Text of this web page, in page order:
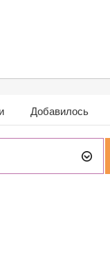
Добавилось